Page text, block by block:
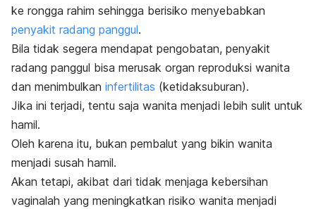
ke rongga rahim sehingga berisiko menyebabkan
penyakit radang panggul.
Bila tidak segera mendapat pengobatan, penyakit
radang panggul bisa merusak organ reproduksi wanita
dan menimbulkan infertilitas (ketidaksuburan).
Jika ini terjadi, tentu saja wanita menjadi lebih sulit untuk
hamil.
Oleh karena itu, bukan pembalut yang bikin wanita
menjadi susah hamil.
Akan tetapi, akibat dari tidak menjaga kebersihan
vaginalah yang meningkatkan risiko wanita menjadi